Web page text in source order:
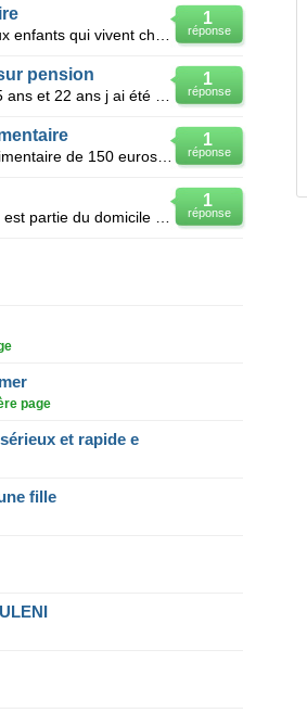
1
réponse
1
réponse
pension
1
réponse
Bonjour, j'ai un fils de 4 ans je verse une pension alimentaire de 150 euros à sa mère, j'ai toujou
1
réponse
page
et rapide e
fille